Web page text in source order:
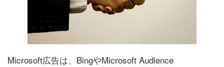
Microsoft広告は、BingやMicrosoft Audience